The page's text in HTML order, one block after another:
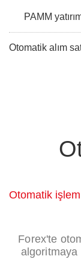
PAMM
Otomatik alım
Otomatik
Forex'te
algoritmaya